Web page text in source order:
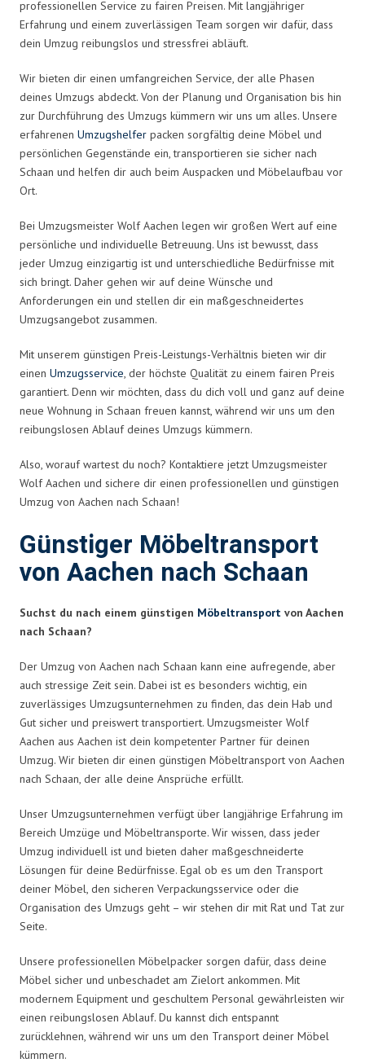
professionellen Service zu fairen Preisen. Mit langjähriger
Erfahrung und einem zuverlässigen Team sorgen wir dafür, dass
dein Umzug reibungslos und stressfrei abläuft.
Wir bieten dir einen umfangreichen Service, der alle Phasen
deines Umzugs abdeckt. Von der Planung und Organisation bis hin
zur Durchführung des Umzugs kümmern wir uns um alles. Unsere
erfahrenen Umzugshelfer packen sorgfältig deine Möbel und
persönlichen Gegenstände ein, transportieren sie sicher nach
Schaan und helfen dir auch beim Auspacken und Möbelaufbau vor
Ort.
Bei Umzugsmeister Wolf Aachen legen wir großen Wert auf eine
persönliche und individuelle Betreuung. Uns ist bewusst, dass
jeder Umzug einzigartig ist und unterschiedliche Bedürfnisse mit
sich bringt. Daher gehen wir auf deine Wünsche und
Anforderungen ein und stellen dir ein maßgeschneidertes
Umzugsangebot zusammen.
Mit unserem günstigen Preis-Leistungs-Verhältnis bieten wir dir
einen Umzugsservice, der höchste Qualität zu einem fairen Preis
garantiert. Denn wir möchten, dass du dich voll und ganz auf deine
neue Wohnung in Schaan freuen kannst, während wir uns um den
reibungslosen Ablauf deines Umzugs kümmern.
Also, worauf wartest du noch? Kontaktiere jetzt Umzugsmeister
Wolf Aachen und sichere dir einen professionellen und günstigen
Umzug von Aachen nach Schaan!
Günstiger Möbeltransport
von Aachen nach Schaan
Suchst du nach einem günstigen Möbeltransport von Aachen
nach Schaan?
Der Umzug von Aachen nach Schaan kann eine aufregende, aber
auch stressige Zeit sein. Dabei ist es besonders wichtig, ein
zuverlässiges Umzugsunternehmen zu finden, das dein Hab und
Gut sicher und preiswert transportiert. Umzugsmeister Wolf
Aachen aus Aachen ist dein kompetenter Partner für deinen
Umzug. Wir bieten dir einen günstigen Möbeltransport von Aachen
nach Schaan, der alle deine Ansprüche erfüllt.
Unser Umzugsunternehmen verfügt über langjährige Erfahrung im
Bereich Umzüge und Möbeltransporte. Wir wissen, dass jeder
Umzug individuell ist und bieten daher maßgeschneiderte
Lösungen für deine Bedürfnisse. Egal ob es um den Transport
deiner Möbel, den sicheren Verpackungsservice oder die
Organisation des Umzugs geht – wir stehen dir mit Rat und Tat zur
Seite.
Unsere professionellen Möbelpacker sorgen dafür, dass deine
Möbel sicher und unbeschadet am Zielort ankommen. Mit
modernem Equipment und geschultem Personal gewährleisten wir
einen reibungslosen Ablauf. Du kannst dich entspannt
zurücklehnen, während wir uns um den Transport deiner Möbel
kümmern.